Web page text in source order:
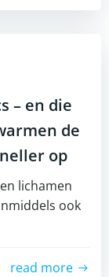
– en die
de
op
lichamen
ook
read more